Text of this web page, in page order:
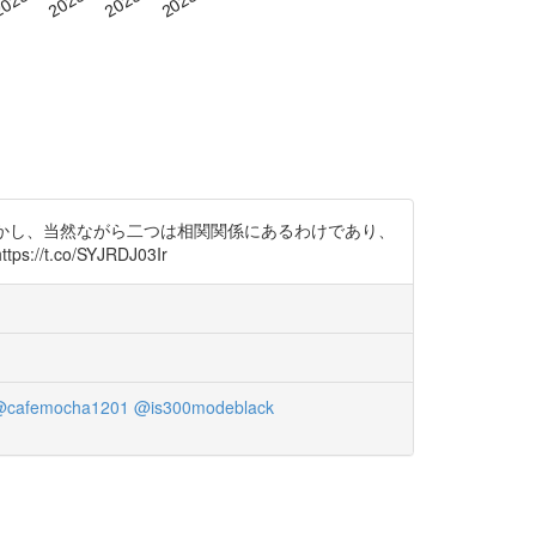
、当然ながら二つは相関関係にあるわけであり、
t.co/SYJRDJ03Ir
@is300modeblack